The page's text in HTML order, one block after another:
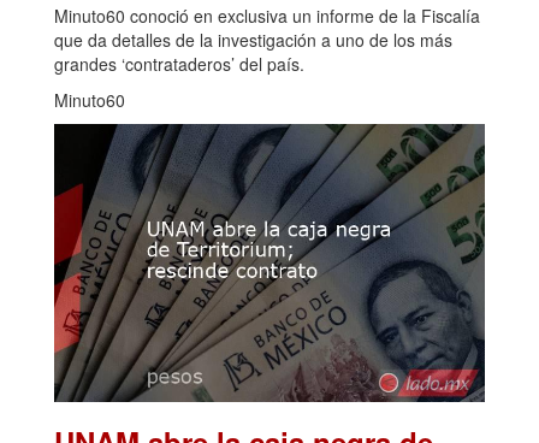
Minuto60 conoció en exclusiva un informe de la Fiscalía
que da detalles de la investigación a uno de los más
grandes ‘contrataderos’ del país.
Minuto60